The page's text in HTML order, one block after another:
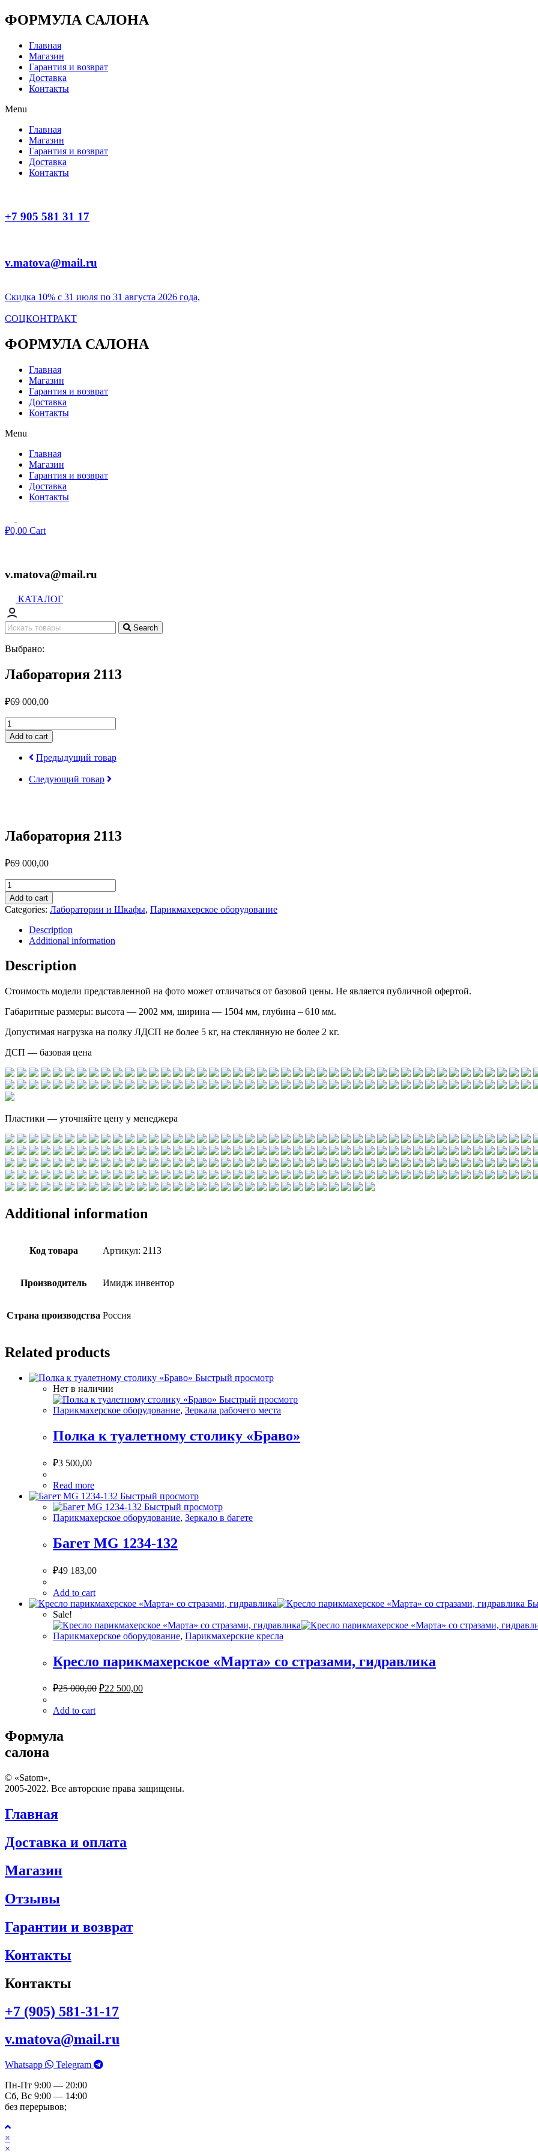
Перейти
к
ФОРМУЛА САЛОНА
Главная
Магазин
Гарантия и возврат
Доставка
Контакты
Menu
Главная
Магазин
Гарантия и возврат
Доставка
Контакты
+7 905 581 31 17
v.matova@mail.ru
Скидка 10% с 31 июля по 31 августа 2026 года,
СОЦКОНТРАКТ
ФОРМУЛА САЛОНА
Главная
Магазин
Гарантия и возврат
Доставка
Контакты
Menu
Главная
Магазин
Гарантия и возврат
Доставка
Контакты
₽0,00 Cart
v.matova@mail.ru
КАТАЛОГ
Search
Выбрано:
Лаборатория 2113
₽69 000,00
Лаборатория
2113
quantity
Add to cart
Предыдущий товар
Следующий товар
Лаборатория 2113
₽69 000,00
Лаборатория
2113
quantity
Add to cart
Categories: Лаборатории и Шкафы, Парикмахерское оборудование
Description
Additional information
Description
Стоимость модели представленной на фото может отличаться от базовой цены. Не является публичной офертой.
Габаритные размеры: высота — 2002 мм, ширина — 1504 мм, глубина – 610 мм.
Допустимая нагрузка на полку ЛДСП не более 5 кг, на стеклянную не более 2 кг.
ДСП — базовая цена
Пластики — уточняйте цену у менеджера
Additional information
Код товара Артикул: 2113
Производитель Имидж инвентор
Страна производства Россия
Related products
Быстрый просмотр
Нет в наличии
Быстрый просмотр
Парикмахерское оборудование, Зеркала рабочего места
Полка к туалетному столику «Браво»
₽3 500,00
Read more
Быстрый просмотр
Быстрый просмотр
Парикмахерское оборудование, Зеркало в багете
Багет MG 1234-132
₽49 183,00
Add to cart
Sale!
Парикмахерское оборудование, Парикмахерские кресла
Кресло парикмахерское «Марта» со стразами, гидравлика
₽25 000,00 ₽22 500,00
Add to cart
Формула
салона
© «Satom»,
2005-2022. Все авторские права защищены.
Главная
Доставка и оплата
Магазин
Отзывы
Гарантии и возврат
Контакты
Контакты
+7 (905) 581-31-17
v.matova@mail.ru
Whatsapp
Telegram
Пн-Пт 9:00 — 20:00
Сб, Вс 9:00 — 14:00
без перерывов;
×
×